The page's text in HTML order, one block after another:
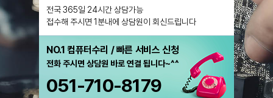
전국 365일 24시간 상담가능
접수해 주시면 1분내에 상담원이 회신드립니다
NO.1 컴퓨터수리 / 빠른 서비스 신청
전화 주시면 상담원 바로 연결 됩니다~^^
051-710-8179